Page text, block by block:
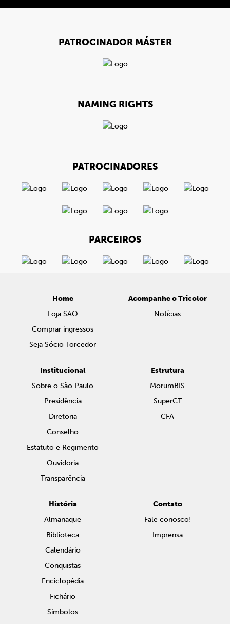
PATROCINADOR MÁSTER
NAMING RIGHTS
PATROCINADORES
PARCEIROS
Home
Loja SAO
Comprar ingressos
Seja Sócio Torcedor
Acompanhe o Tricolor
Notícias
Institucional
Sobre o São Paulo
Presidência
Diretoria
Conselho
Estatuto e Regimento
Ouvidoria
Transparência
Estrutura
MorumBIS
SuperCT
CFA
História
Almanaque
Biblioteca
Calendário
Conquistas
Enciclopédia
Fichário
Símbolos
Contato
Fale conosco!
Imprensa